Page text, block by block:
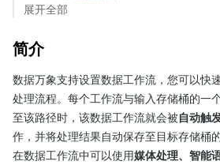
展开全部
简介
数据万象支持设置数据工作流，您可以快
处理流程。每个工作流与输入存储桶的一
至该路径时，该数据工作流就会被自动触
作，并将处理结果自动保存至目标存储桶
在数据工作流中可以使用媒体处理、智能